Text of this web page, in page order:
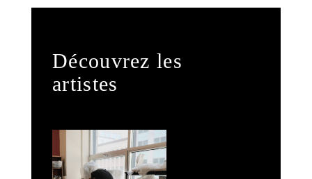
Découvrez les
artistes